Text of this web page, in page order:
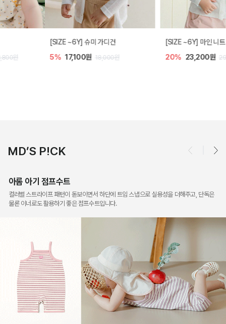
[SIZE ~6Y] 슈미 가디건
5% 18,000원
[SIZE ~6Y] 마인 니트 가디건
23,200원 29,000원
MD’S P!CK
아롬 아기 점프수트
컬러별 스트라이프 패턴이 돋보이면서 하단에 트임 스냅으로 실용성을 더해주고, 단독은
물론 이너로도 활용하기 좋은 점프수트입니다.